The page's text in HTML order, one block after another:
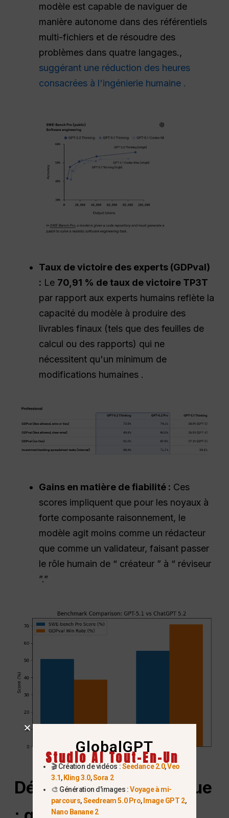
modèle est capable de naviguer de
manière autonome dans des référentiels
multi-fichiers et de résoudre des
problèmes dans quatre langages.,
suggérant une réduction des heures
consacrées à l'ingénierie humaine .
Taux de victoire des experts (GDPval)
: Le 70,91 % de taux de victoire TP3T
par rapport aux experts humains reflète la
capacité du modèle à produire des
livrables finaux (tels que des feuilles de
calcul ou des rapports) qui ne
nécessitent qu'un minimum de
modifications humaines .
Gains en matière de fiabilité : Ces
scores impliquent que pour les noyaux à
forte composante raisonnement, le
modèle agit moins comme un rédacteur
que comme un validateur, faisant passer
le rôle humain de “ créateur ” à “ réviseur
”.”
Déploiement stratégique
GlobalGPT
Studio AI Tout-En-Un
🎬 Création de vidéos :Seedance 2.0,Veo
3.1, Kling 3.0,Sora 2
🎨 Génération d'images :Voyage à mi-
parcours,Seedream 5.0 Pro, Image GPT 2,
Nano Banane 2